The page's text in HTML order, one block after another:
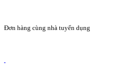
Đơn hàng cùng nhà tuyển dụng